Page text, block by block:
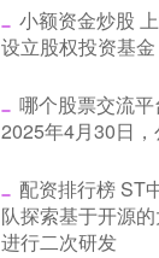
小额资金炒股
设立股权投资基金
哪个股票交流
2025年4月30日
配资排行榜 ST
队探索基于开源
进行二次研发